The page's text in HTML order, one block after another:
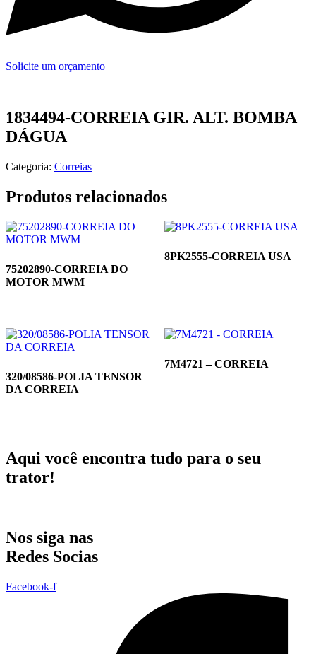
Solicite um orçamento
1834494-CORREIA GIR. ALT. BOMBA
DÁGUA
Categoria: Correias
Produtos relacionados
75202890-CORREIA DO
MOTOR MWM
8PK2555-CORREIA USA
320/08586-POLIA TENSOR
DA CORREIA
7M4721 – CORREIA
Aqui você encontra tudo para o seu
trator!
Nos siga nas
Redes Socias
Facebook-f